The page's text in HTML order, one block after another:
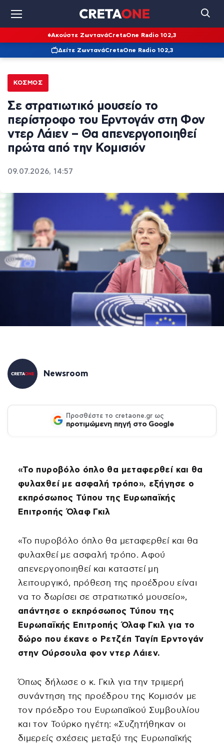
Ακούστε ΖωντανάCretaOne Radio 102,3
Δείτε ΖωντανάCretaOne Radio 102,3
ΚΌΣΜΟΣ
Σε στρατιωτικό μουσείο το
περίστροφο του Ερντογάν στη Φον
ντερ Λάιεν – Θα απενεργοποιηθεί
πρώτα από την Κομισιόν
09.07.2026, 14:57
Newsroom
Προσθέστε το cretaone.gr ως
προτιμώμενη πηγή στο Google
«Το πυροβόλο όπλο θα μεταφερθεί και θα
φυλαχθεί με ασφαλή τρόπο», εξήγησε ο
εκπρόσωπος Τύπου της Ευρωπαϊκής
Επιτροπής Όλαφ Γκιλ
«Το πυροβόλο όπλο θα μεταφερθεί και θα
φυλαχθεί με ασφαλή τρόπο. Αφού
απενεργοποιηθεί και καταστεί μη
λειτουργικό, πρόθεση της προέδρου είναι
να το δωρίσει σε στρατιωτικό μουσείο»,
απάντησε ο εκπρόσωπος Τύπου της
Ευρωπαϊκής Επιτροπής Όλαφ Γκιλ για το
δώρο που έκανε ο Ρετζέπ Ταγίπ Ερντογάν
στην Ούρσουλα φον ντερ Λάιεν.
Όπως δήλωσε ο κ. Γκιλ για την τριμερή
συνάντηση της προέδρου της Κομισόν με
τον πρόεδρο του Ευρωπαϊκού Συμβουλίου
και τον Τούρκο ηγέτη: «Συζητήθηκαν οι
διμερείς σχέσεις μεταξύ της Ευρωπαϊκής